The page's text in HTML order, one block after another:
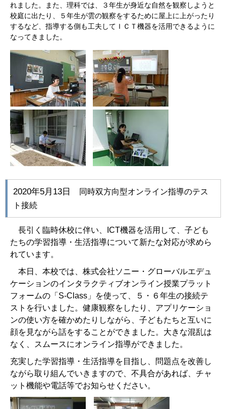
れました。また、理科では、３年生が身近な自然を観察しようと
校庭に出たり、５年生が雲の観察をするために屋上に上がったり
するなど、指導する側も工夫してＩＣＴ機器を活用できるように
なってきました。
2020年5月13日
同時双方向型オンライン指導のテス
ト接続
長引く臨時休校に伴い、 ICT機器を活用して、子ども
たちの学習指導・生活指導について新たな対応が求めら
れています。
本日、本校では、株式会社ソニー・グローバルエデュ
ケーションのインタラクティブオンライン授業プラット
フォームの「 S-Class 」を使って、５・６年生の接続テ
ストを行いました。健康観察をしたり、アプリケーショ
ンの使い方を確かめたりしながら、子どもたちと互いに
顔を見ながら話をすることができました。大きな混乱は
なく、スムースにオンライン指導ができました。
充実した学習指導・生活指導を目指し、問題点を改善し
ながら取り組んでいきますので、不具合があれば、チャ
ット機能や電話等でお知らせください。